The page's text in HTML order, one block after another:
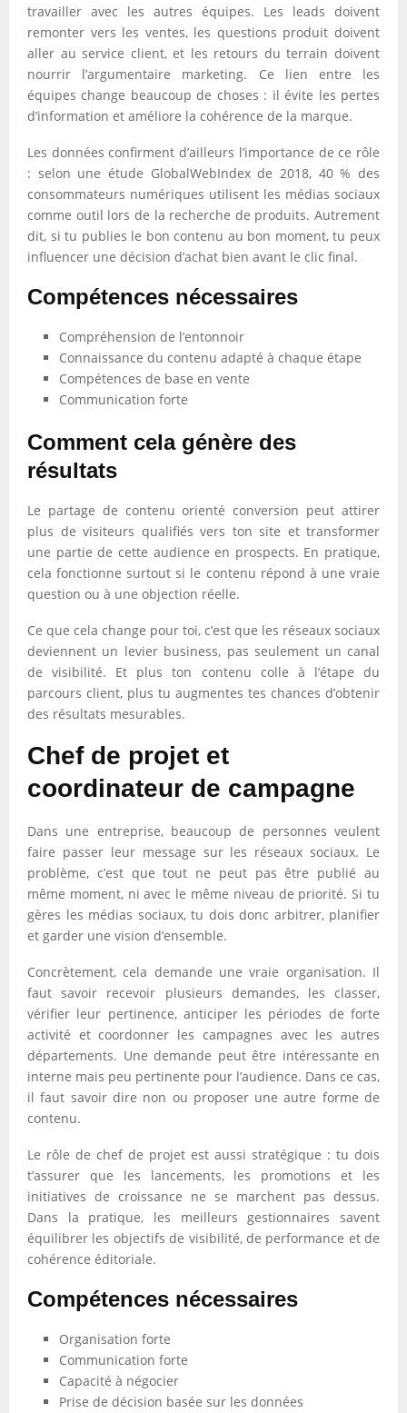
travailler avec les autres équipes. Les leads doivent
remonter vers les ventes, les questions produit doivent
aller au service client, et les retours du terrain doivent
nourrir l’argumentaire marketing. Ce lien entre les
équipes change beaucoup de choses : il évite les pertes
d’information et améliore la cohérence de la marque.
Les données confirment d’ailleurs l’importance de ce rôle
: selon une étude GlobalWebIndex de 2018, 40 % des
consommateurs numériques utilisent les médias sociaux
comme outil lors de la recherche de produits. Autrement
dit, si tu publies le bon contenu au bon moment, tu peux
influencer une décision d’achat bien avant le clic final.
Compétences nécessaires
Compréhension de l’entonnoir
Connaissance du contenu adapté à chaque étape
Compétences de base en vente
Communication forte
Comment cela génère des
résultats
Le partage de contenu orienté conversion peut attirer
plus de visiteurs qualifiés vers ton site et transformer
une partie de cette audience en prospects. En pratique,
cela fonctionne surtout si le contenu répond à une vraie
question ou à une objection réelle.
Ce que cela change pour toi, c’est que les réseaux sociaux
deviennent un levier business, pas seulement un canal
de visibilité. Et plus ton contenu colle à l’étape du
parcours client, plus tu augmentes tes chances d’obtenir
des résultats mesurables.
Chef de projet et
coordinateur de campagne
Dans une entreprise, beaucoup de personnes veulent
faire passer leur message sur les réseaux sociaux. Le
problème, c’est que tout ne peut pas être publié au
même moment, ni avec le même niveau de priorité. Si tu
gères les médias sociaux, tu dois donc arbitrer, planifier
et garder une vision d’ensemble.
Concrètement, cela demande une vraie organisation. Il
faut savoir recevoir plusieurs demandes, les classer,
vérifier leur pertinence, anticiper les périodes de forte
activité et coordonner les campagnes avec les autres
départements. Une demande peut être intéressante en
interne mais peu pertinente pour l’audience. Dans ce cas,
il faut savoir dire non ou proposer une autre forme de
contenu.
Le rôle de chef de projet est aussi stratégique : tu dois
t’assurer que les lancements, les promotions et les
initiatives de croissance ne se marchent pas dessus.
Dans la pratique, les meilleurs gestionnaires savent
équilibrer les objectifs de visibilité, de performance et de
cohérence éditoriale.
Compétences nécessaires
Organisation forte
Communication forte
Capacité à négocier
Prise de décision basée sur les données